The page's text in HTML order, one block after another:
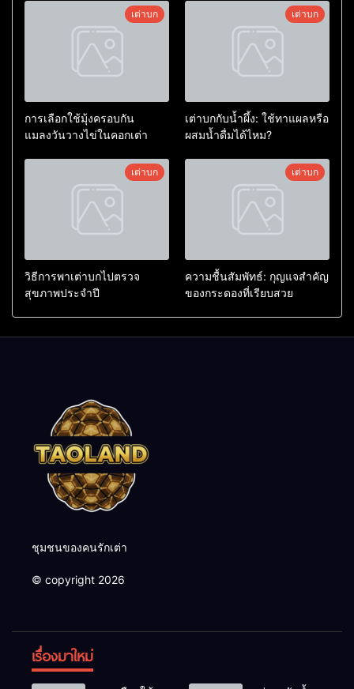
เต่าบก
การเลือกใช้มุ้งครอบกัน
แมลงวันวางไข่ในคอกเต่า
เต่าบก
เต่าบกกับน้ำผึ้ง: ใช้ทาแผลหรือ
ผสมน้ำดื่มได้ไหม?
เต่าบก
วิธีการพาเต่าบกไปตรวจ
สุขภาพประจำปี
เต่าบก
ความชื้นสัมพัทธ์: กุญแจสำคัญ
ของกระดองที่เรียบสวย
ชุมชนของคนรักเต่า
© copyright 2026
เรื่องมาใหม่